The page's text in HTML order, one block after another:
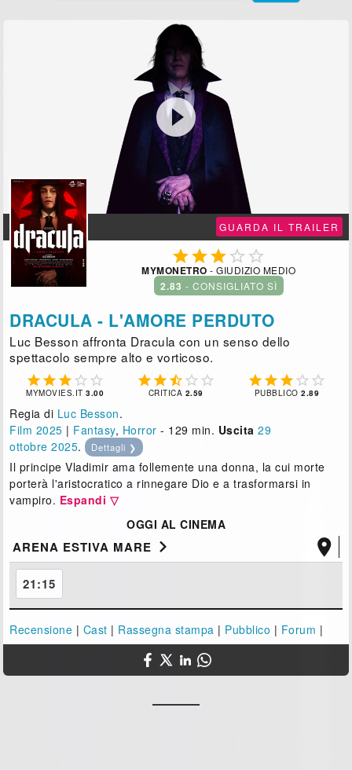

GUARDA IL TRAILER
  
MYMONETRO - GIUDIZIO MEDIO
2.83 - CONSIGLIATO SÌ
DRACULA - L'AMORE PERDUTO
Luc Besson affronta Dracula con un senso dello
spettacolo sempre alto e vorticoso.
    
MYMOVIES.IT3.00
    
CRITICA 2.59
    
PUBBLICO2.89
Regia di Luc Besson.
Film 2025 | Fantasy, Horror - 129 min. Uscita 29
ottobre 2025. Dettagli ❯
Il principe Vladimir ama follemente una donna, la cui morte
porterà l'aristocratico a rinnegare Dio e a trasformarsi in
vampiro. Espandi ▽
OGGI AL CINEMA

ARENA ESTIVA MARE 
21:15
Recensione | Cast | Rassegna stampa | Pubblico | Forum |